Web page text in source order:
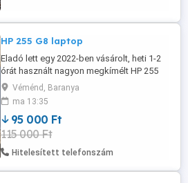
HP 255 G8 laptop
Eladó lett egy 2022-ben vásárolt, heti 1-2
órát használt nagyon megkímélt HP 255
G8 laptop, kihasználatlanság miatt. Az ár
minimálisan alkuképes.
Véménd, Baranya
ma 13:35
95 000 Ft
115 000 Ft
Hitelesített telefonszám